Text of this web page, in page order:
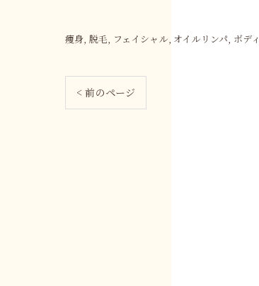
痩身 脱毛 フェイシャル オイルリンパ ボディ
< 前のページ